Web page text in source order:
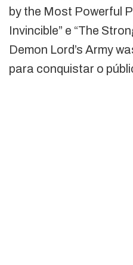
by the Most Powerful
Invincible” e “The
Demon Lord’s Army
para conquistar o